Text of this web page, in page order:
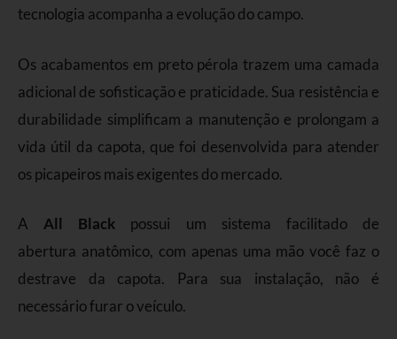
tecnologia acompanha a evolução do campo.
Os acabamentos em preto pérola trazem uma camada
adicional de sofisticação e praticidade. Sua resistência e
durabilidade simplificam a manutenção e prolongam a
vida útil da capota, que foi desenvolvida para atender
os picapeiros mais exigentes do mercado.
A All Black possui um sistema facilitado de
abertura anatômico, com apenas uma mão você faz o
destrave da capota. Para sua instalação, não é
necessário furar o veículo.